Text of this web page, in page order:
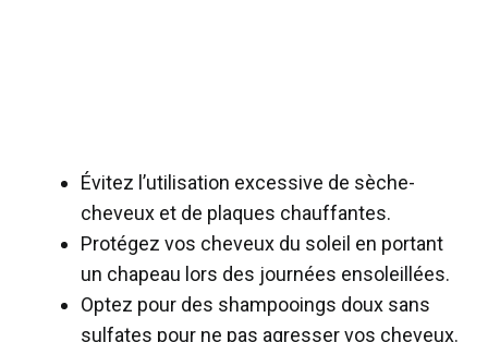
Évitez l’utilisation excessive de sèche-
cheveux et de plaques chauffantes.
Protégez vos cheveux du soleil en portant
un chapeau lors des journées ensoleillées.
Optez pour des shampooings doux sans
sulfates pour ne pas agresser vos cheveux.